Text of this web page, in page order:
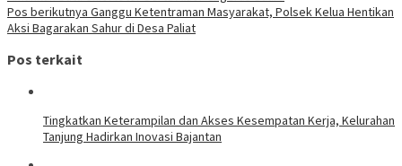
Pos berikutnya Ganggu Ketentraman Masyarakat, Polsek Kelua Hentikan
Aksi Bagarakan Sahur di Desa Paliat
Pos terkait
Tingkatkan Keterampilan dan Akses Kesempatan Kerja, Kelurahan
Tanjung Hadirkan Inovasi Bajantan